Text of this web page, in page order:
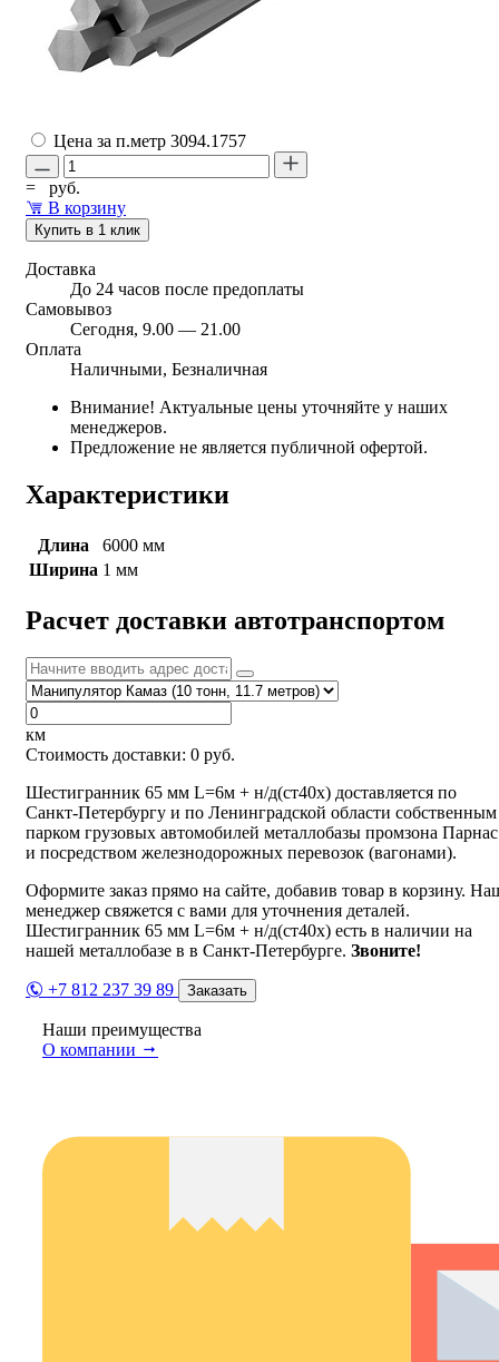
Цена за п.метр 3094.1757
=
руб.
В корзину
Купить в 1 клик
Доставка
До 24 часов после предоплаты
Самовывоз
Сегодня, 9.00 — 21.00
Оплата
Наличными, Безналичная
Внимание! Актуальные цены уточняйте у наших
менеджеров.
Предложение не является публичной офертой.
Характеристики
Длина
6000 мм
Ширина 1 мм
Расчет доставки автотранспортом
км
Стоимость доставки: 0 руб.
Шестигранник 65 мм L=6м + н/д(ст40х) доставляется по
Санкт-Петербургу и по Ленинградской области собственным
парком грузовых автомобилей металлобазы промзона Парнас
и посредством железнодорожных перевозок (вагонами).
Оформите заказ прямо на сайте, добавив товар в корзину.
менеджер свяжется с вами для уточнения деталей.
Шестигранник 65 мм L=6м + н/д(ст40х) есть в наличии на
нашей металлобазе в в Санкт-Петербурге. Звоните!
+7 812 237 39 89 Заказать
Наши преимущества
О компании